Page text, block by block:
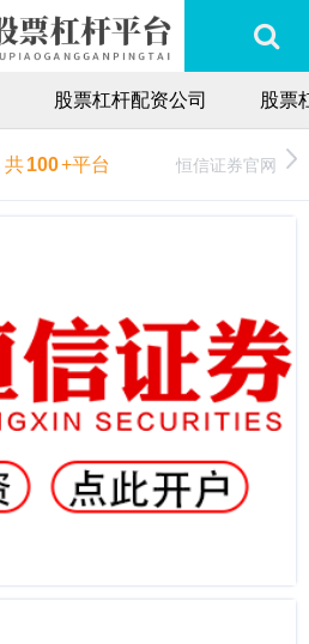
股票杠杆配资公司 股票
共100+平台 恒信证券官网